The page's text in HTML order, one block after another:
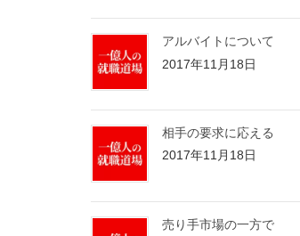
アルバイトについて
2017年11月18日
相手の要求に応える
2017年11月18日
売り手市場の一方で